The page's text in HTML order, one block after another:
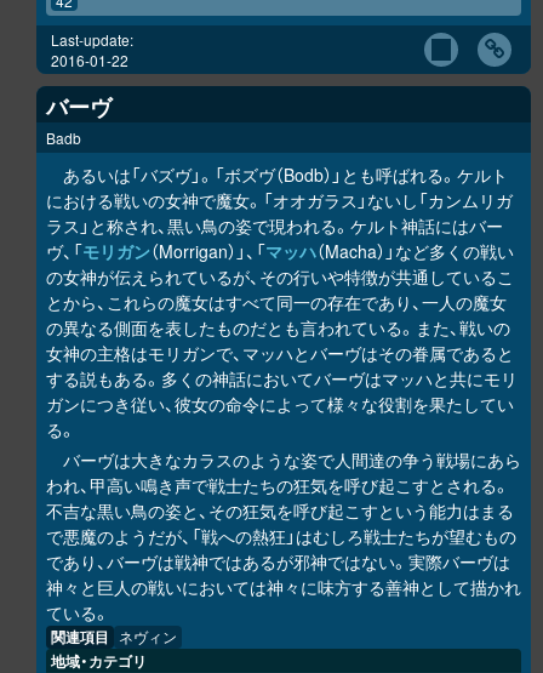
Last-update:
2016-01-22
バーヴ
Badb
あるいは「バズヴ」。「ボズヴ（Bodb）」とも呼ばれる。ケルト
における戦いの女神で魔女。「オオガラス」ないし「カンムリガ
ラス」と称され、黒い鳥の姿で現われる。ケルト神話にはバー
ヴ、「モリガン（Morrigan）」、「マッハ（Macha）」など多くの戦い
の女神が伝えられているが、その行いや特徴が共通しているこ
とから、これらの魔女はすべて同一の存在であり、一人の魔女
の異なる側面を表したものだとも言われている。また、戦いの
女神の主格はモリガンで、マッハとバーヴはその眷属であると
する説もある。多くの神話においてバーヴはマッハと共にモリ
ガンにつき従い、彼女の命令によって様々な役割を果たしてい
る。
バーヴは大きなカラスのような姿で人間達の争う戦場にあら
われ、甲高い鳴き声で戦士たちの狂気を呼び起こすとされる。
不吉な黒い鳥の姿と、その狂気を呼び起こすという能力はまる
で悪魔のようだが、「戦への熱狂」はむしろ戦士たちが望むもの
であり、バーヴは戦神ではあるが邪神ではない。実際バーヴは
神々と巨人の戦いにおいては神々に味方する善神として描かれ
ている。
関連項目 ネヴィン
地域・カテゴリ